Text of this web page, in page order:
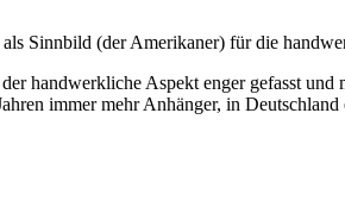
Sinnbild (der Amerikaner) für die
handwerkliche Aspekt enger gefasst
immer mehr Anhänger, in